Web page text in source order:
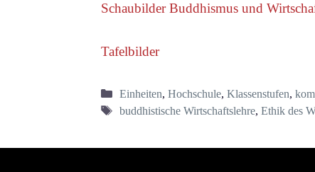
Schaubilder Buddhismus und
Tafelbilder
Kategorien
Einheiten, Hochschule, Klassenstufen,
Schlagwörter
buddhistische Wirtschaftslehre, Ethik des